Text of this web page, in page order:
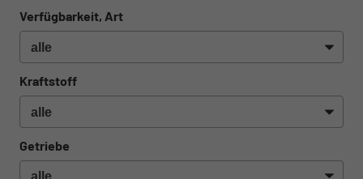
Verfügbarkeit, Art
Kraftstoff
Getriebe